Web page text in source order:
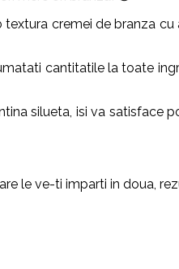
cremei de branza
cantitatile la toate
silueta, isi va
le ve-ti imparti in doua,